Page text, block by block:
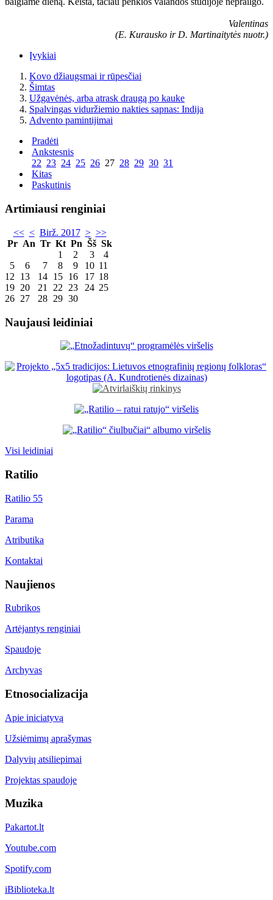
Valentinas
(E. Kurausko ir D. Martinaitytės nuotr.)
Įvykiai
Kovo džiaugsmai ir rūpesčiai
Šimtas
Užgavėnės, arba atrask draugą po kauke
Spalvingas viduržiemio nakties sapnas: Indija
Advento pamintijimai
Pradėti
Ankstesnis
22 23 24 25 26 27 28 29 30 31
Kitas
Paskutinis
Artimiausi renginiai
<< < Birž. 2017 > >>
Pr An Tr Kt Pn Šš Sk
1
2 3
4
5
6 7 8 9 10 11
12
13 14 15 16 17 18
19 20 21 22 23 24 25
26 27 28 29 30
Naujausi leidiniai
Visi leidiniai
Ratilio
Ratilio 55
Parama
Atributika
Kontaktai
Naujienos
Rubrikos
Artėjantys renginiai
Spaudoje
Archyvas
Etnosocializacija
Apie iniciatyvą
Užsiėmimų aprašymas
Dalyvių atsiliepimai
Projektas spaudoje
Muzika
Pakartot.lt
Youtube.com
Spotify.com
iBiblioteka.lt